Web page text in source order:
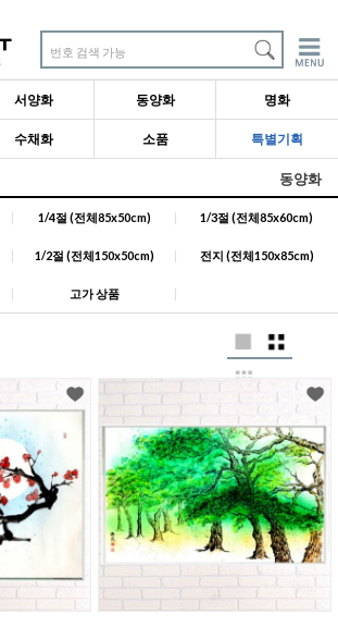
번호 검색 가능
서양화 동양화 명화
수채화 소품 특별기획
동양화
| 1/4절 (전체85x50cm) | 1/3절 (전체85x60cm)
| 1/2절 (전체150x50cm) | 전지 (전체150x85cm)
| 고가 상품 |